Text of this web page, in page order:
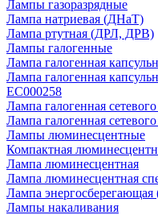
Лампы газоразрядные
Лампа натриевая (ДНаТ)
Лампа ртутная (ДРЛ, ДРВ)
Лампы галогенные
Лампа галогенная
Лампа галогенная
EC000258
Лампа галогенная
Лампа галогенная
Лампы люминесцентные
Компактная
Лампа люминесцентная
Лампа люминесцентная
Лампа
Лампы накаливания